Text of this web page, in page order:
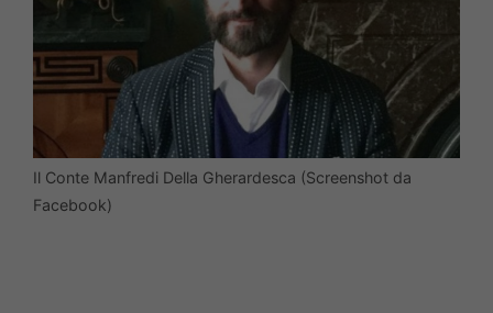
Il Conte Manfredi Della Gherardesca (Screenshot da
Facebook)